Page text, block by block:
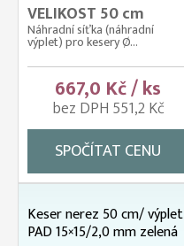
VELIKOST 50 cm
Náhradní síťka (náhradní
výplet) pro kesery Ø...
667,0 Kč / ks
bez DPH 551,2 Kč
SPOČÍTAT CENU
Keser nerez 50 cm/ výplet
PAD 15×15/2,0 mm zelená